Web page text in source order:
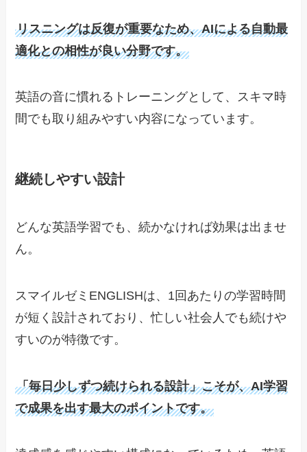
リスニングは反復が重要なため、AIによる自動最
適化との相性が良い分野です。
英語の音に慣れるトレーニングとして、スキマ時
間でも取り組みやすい内容になっています。
継続しやすい設計
どんな英語学習でも、続かなければ効果は出ませ
ん。
スマイルゼミENGLISHは、1回あたりの学習時間
が短く設計されており、忙しい社会人でも続けや
すいのが特徴です。
「毎日少しずつ続けられる設計」こそが、AI学習
で成果を出す最大のポイントです。